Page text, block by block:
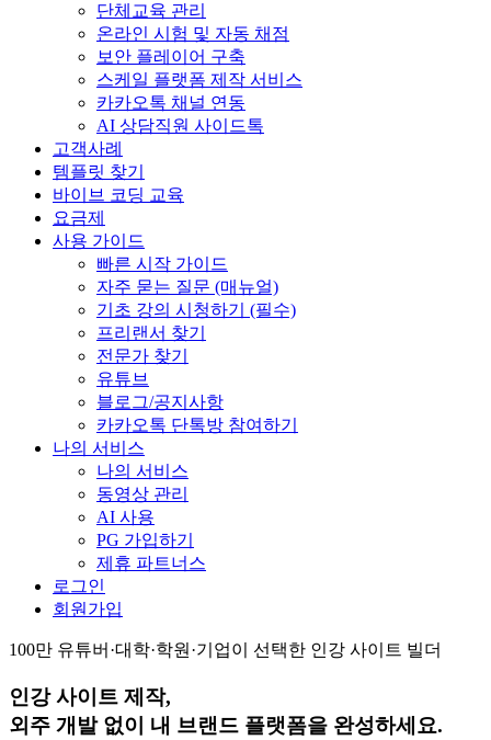
단체교육 관리
온라인 시험 및 자동 채점
보안 플레이어 구축
스케일 플랫폼 제작 서비스
카카오톡 채널 연동
AI 상담직원 사이드톡
고객사례
템플릿 찾기
바이브 코딩 교육
요금제
사용 가이드
빠른 시작 가이드
자주 묻는 질문 (매뉴얼)
기초 강의 시청하기 (필수)
프리랜서 찾기
전문가 찾기
유튜브
블로그/공지사항
카카오톡 단톡방 참여하기
나의 서비스
나의 서비스
동영상 관리
AI 사용
PG 가입하기
제휴 파트너스
로그인
회원가입
100만 유튜버·대학·학원·기업이 선택한 인강 사이트 빌더
인강 사이트 제작,
외주 개발 없이
내 브랜드 플랫폼을 완성하세요.